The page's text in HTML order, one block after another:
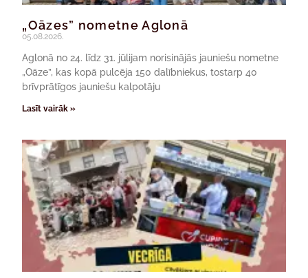
„Oāzes” nometne Aglonā
05.08.2026.
Aglonā no 24. līdz 31. jūlijam norisinājās jauniešu nometne
„Oāze”, kas kopā pulcēja 150 dalībniekus, tostarp 40
brīvprātīgos jauniešu kalpotāju
Lasīt vairāk »